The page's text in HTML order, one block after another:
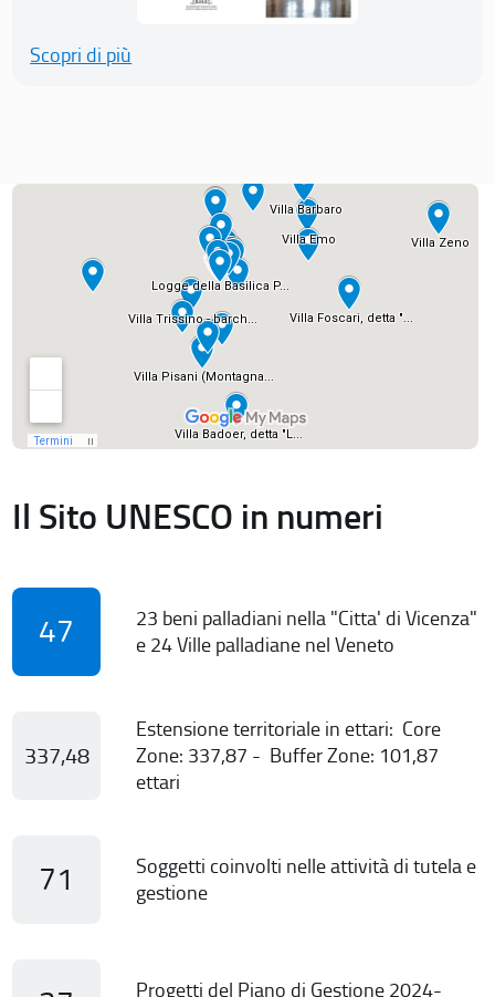
Scopri di più
Il Sito UNESCO in numeri
47
23 beni palladiani nella "Citta' di Vicenza"
e 24 Ville palladiane nel Veneto
337,48
Estensione territoriale in ettari: Core
Zone: 337,87 - Buffer Zone: 101,87
ettari
71
Soggetti coinvolti nelle attività di tutela e
gestione
Progetti del Piano di Gestione 2024-